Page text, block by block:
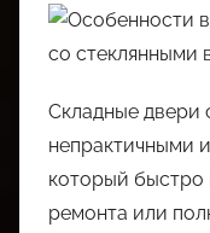
Складные двери
непрактичными
который быстро
ремонта или